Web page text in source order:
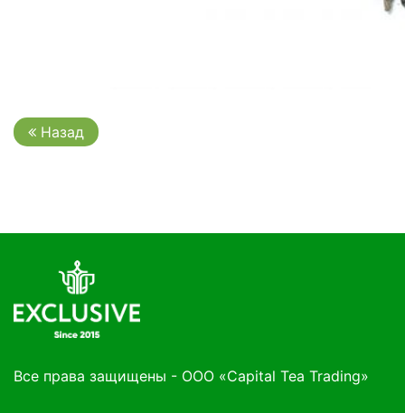
Назад
Все права защищены - ООО «Capital Tea Trading»